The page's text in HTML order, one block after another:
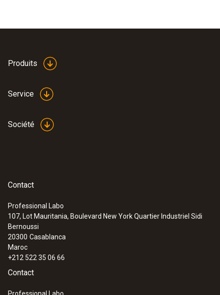
Produits
Service
Société
Contact
Professional Labo
107, Lot Mauritania, Boulevard New York Quartier Industriel Sidi
Bernoussi
20300 Casablanca
Maroc
+212 522 35 06 66
Contact